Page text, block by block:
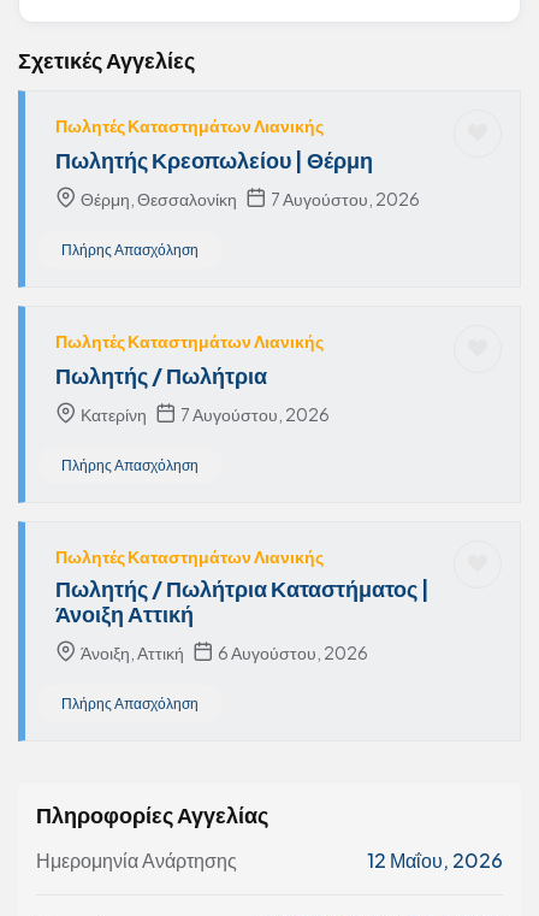
Σχετικές Αγγελίες
Πωλητές Καταστημάτων Λιανικής
Πωλητής Κρεοπωλείου | Θέρμη
Θέρμη, Θεσσαλονίκη 7 Αυγούστου, 2026
Πλήρης Απασχόληση
Πωλητές Καταστημάτων Λιανικής
Πωλητής / Πωλήτρια
Κατερίνη 7 Αυγούστου, 2026
Πλήρης Απασχόληση
Πωλητές Καταστημάτων Λιανικής
Πωλητής / Πωλήτρια Καταστήματος |
Άνοιξη Αττική
Άνοιξη, Αττική 6 Αυγούστου, 2026
Πλήρης Απασχόληση
Πληροφορίες Αγγελίας
Ημερομηνία Ανάρτησης 12 Μαΐου, 2026